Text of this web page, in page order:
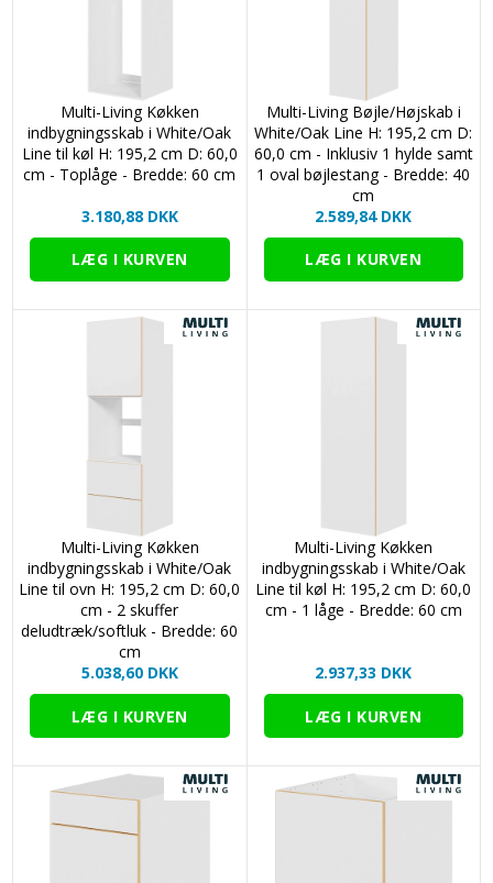
Multi-Living Køkken
indbygningsskab i White/Oak
Line til køl H: 195,2 cm D: 60,0
cm - Toplåge - Bredde: 60 cm
3.180,88 DKK
Multi-Living Bøjle/Højskab i
White/Oak Line H: 195,2 cm D:
60,0 cm - Inklusiv 1 hylde samt
1 oval bøjlestang - Bredde: 40
cm
2.589,84 DKK
Multi-Living Køkken
indbygningsskab i White/Oak
Line til ovn H: 195,2 cm D: 60,0
cm - 2 skuffer
deludtræk/softluk - Bredde: 60
cm
5.038,60 DKK
Multi-Living Køkken
indbygningsskab i White/Oak
Line til køl H: 195,2 cm D: 60,0
cm - 1 låge - Bredde: 60 cm
2.937,33 DKK